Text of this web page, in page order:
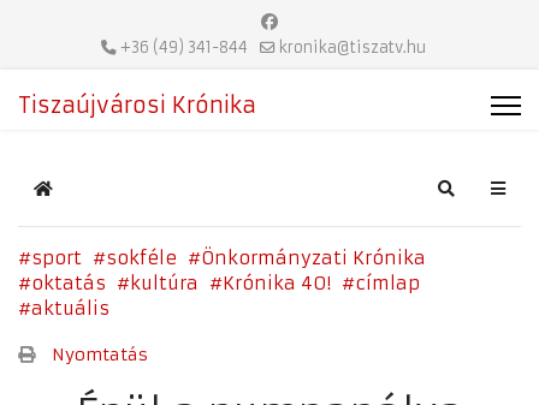
+36 (49) 341-844 kronika@tiszatv.hu
Tiszaújvárosi Krónika
Home Search
sport sokféle
Önkormányzati Krónika
oktatás
kultúra Krónika 40!
címlap
aktuális
Nyomtatás